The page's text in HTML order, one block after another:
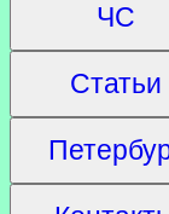
ЧС
Статьи